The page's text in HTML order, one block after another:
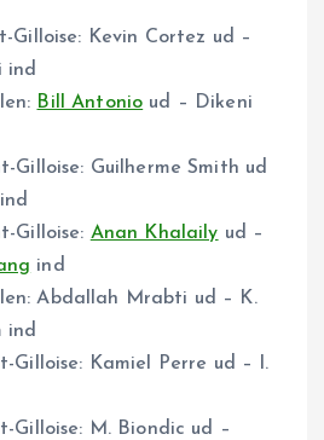
Gilloise: Kevin Cortez ud –
ind
Bill Antonio ud – Dikeni
Gilloise: Guilherme Smith ud
Gilloise: Anan Khalaily ud –
ind
Abdallah Mrabti ud – K.
ind
Gilloise: Kamiel Perre ud – I.
Gilloise: M. Biondic ud –